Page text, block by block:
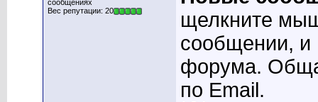
сообщениях
Вес репутации: 20
щелкните
сообщении, и
форума.
по Email.